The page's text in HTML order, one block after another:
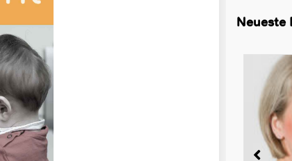
Neueste